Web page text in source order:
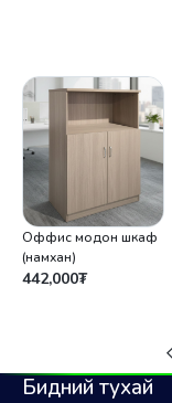
Оффис модон шкаф
(намхан)
442,000₮
Бидний тухай